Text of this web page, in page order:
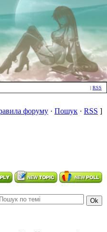
| RSS
форуму · Пошук · RSS ]